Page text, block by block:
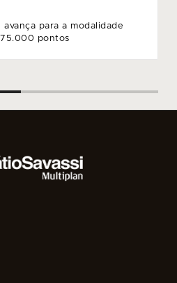
avança para a modalidade
75.000 pontos